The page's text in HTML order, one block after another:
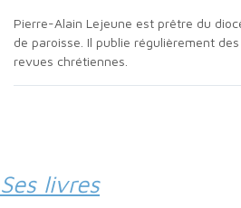
Pierre-Alain Lejeune est prêtre du diocèse de Bordeaux et curé
de paroisse. Il publie régulièrement
revues chrétiennes.
Ses livres